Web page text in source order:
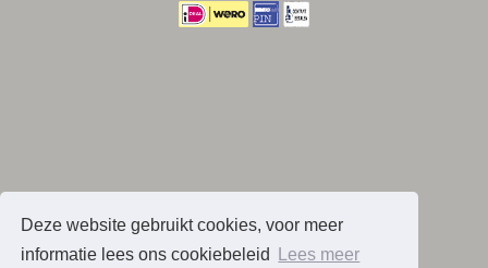
Deze website gebruikt cookies, voor meer
informatie lees ons cookiebeleid
Lees meer